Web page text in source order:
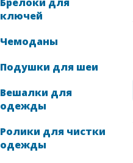
ключей
Чемоданы
Подушки для шеи
Вешалки для
одежды
Ролики для чистки
одежды